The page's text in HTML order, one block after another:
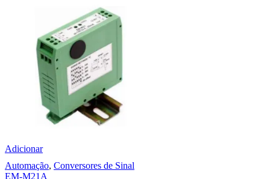
Adicionar
Automação, Conversores de Sinal
EM-M21A